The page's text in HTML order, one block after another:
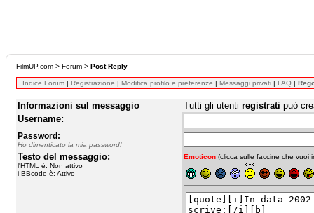
FilmUP.com > Forum > Post Reply
Indice Forum | Registrazione | Modifica profilo e preferenze | Messaggi privati | FAQ |
Informazioni sul messaggio Tutti gli utenti registrati può
Username:
Password:
Ho dimenticato la mia password!
Testo del messaggio:
l'HTML è: Non attivo
i BBcode è: Attivo
Emoticon (clicca sulle faccine che vuoi